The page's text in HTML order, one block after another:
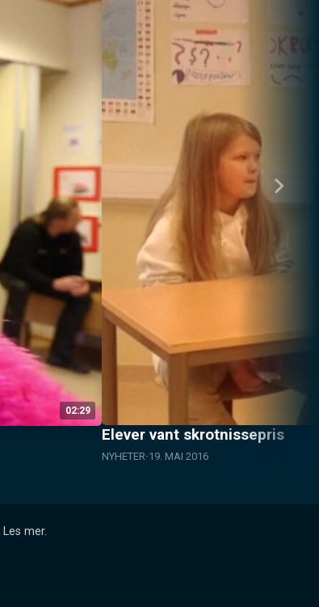
02:29
Elever vant skrotnissepris
NYHETER 19. MAI 2016
Les mer.